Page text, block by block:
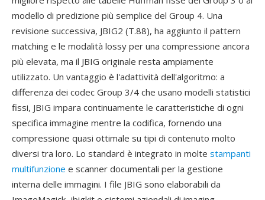
modello di predizione più semplice del Group 4. Una
revisione successiva, JBIG2 (T.88), ha aggiunto il pattern
matching e le modalità lossy per una compressione ancora
più elevata, ma il JBIG originale resta ampiamente
utilizzato. Un vantaggio è l'adattività dell'algoritmo: a
differenza dei codec Group 3/4 che usano modelli statistici
fissi, JBIG impara continuamente le caratteristiche di ogni
specifica immagine mentre la codifica, fornendo una
compressione quasi ottimale su tipi di contenuto molto
diversi tra loro. Lo standard è integrato in molte stampanti
multifunzione e scanner documentali per la gestione
interna delle immagini. I file JBIG sono elaborabili da